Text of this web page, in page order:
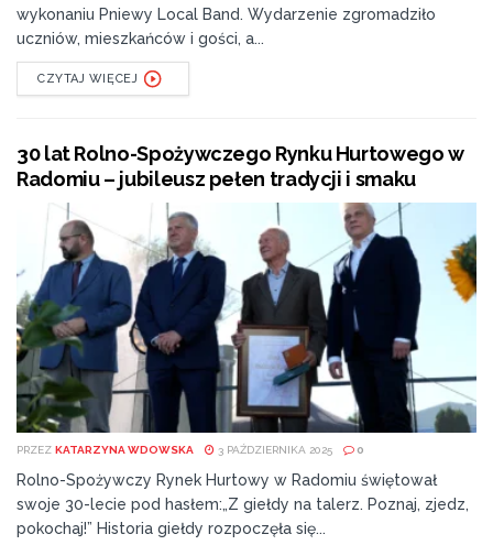
wykonaniu Pniewy Local Band. Wydarzenie zgromadziło
uczniów, mieszkańców i gości, a...
CZYTAJ WIĘCEJ
30 lat Rolno-Spożywczego Rynku Hurtowego w
Radomiu – jubileusz pełen tradycji i smaku
PRZEZ KATARZYNA WDOWSKA 3 PAŹDZIERNIKA 2025 0
Rolno-Spożywczy Rynek Hurtowy w Radomiu świętował
swoje 30-lecie pod hasłem:„Z giełdy na talerz. Poznaj, zjedz,
pokochaj!” Historia giełdy rozpoczęła się...